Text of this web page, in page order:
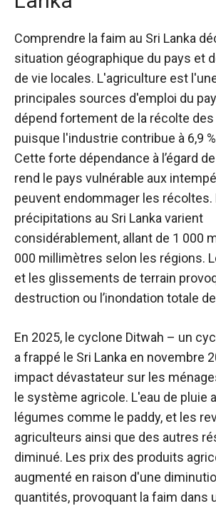
Comprendre la faim au Sri Lanka
situation géographique du pays et
de vie locales. L'agriculture est
principales sources d'emploi du
dépend fortement de la récolte
puisque l'industrie contribue à 6,9
Cette forte dépendance à l’égard
rend le pays vulnérable aux
peuvent endommager les récoltes.
précipitations au Sri Lanka varient
considérablement, allant de 1 000
000 millimètres selon les régions.
et les glissements de terrain
destruction ou l’inondation totale
En 2025, le cyclone Ditwah – un
a frappé le Sri Lanka en novembre
impact dévastateur sur les
le système agricole. L'eau de pluie
légumes comme le paddy, et les
agriculteurs ainsi que des autres
diminué. Les prix des produits
augmenté en raison d'une
quantités, provoquant la faim dans